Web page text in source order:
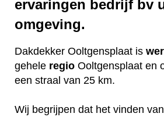
ervaringen bedrijf bv
omgeving.
Dakdekker Ooltgensplaat is
gehele regio Ooltgensplaat en
een straal van 25 km.
Wij begrijpen dat het vinden